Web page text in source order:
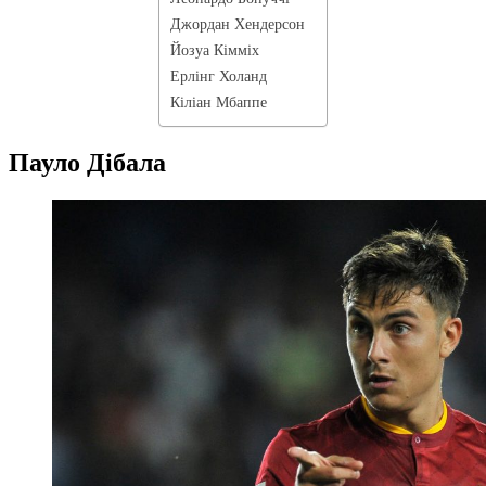
Джордан Хендерсон
Йозуа Кімміх
Ерлінг Холанд
Кіліан Мбаппе
Пауло Дібала